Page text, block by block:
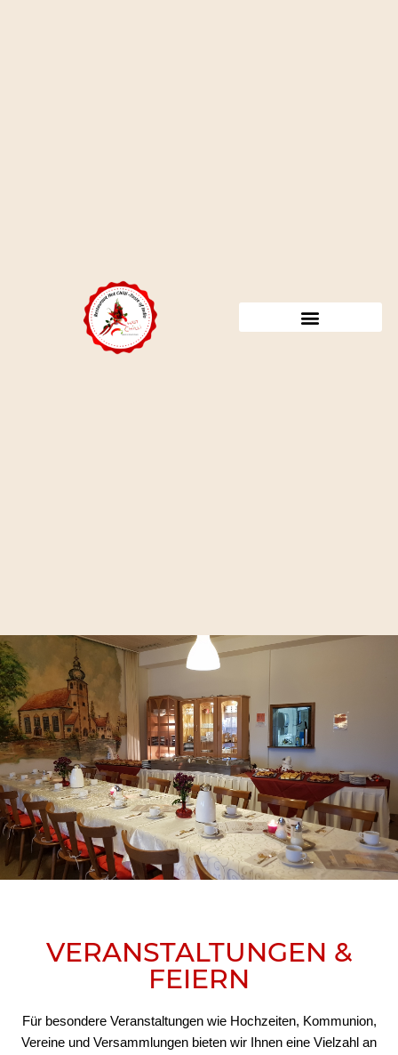
VERANSTALTUNGEN &
FEIERN
Für besondere Veranstaltungen wie Hochzeiten, Kommunion,
Vereine und Versammlungen bieten wir Ihnen eine Vielzahl an